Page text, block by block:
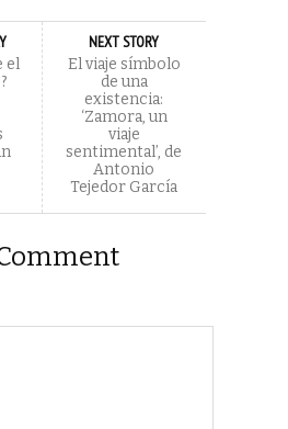
el
NEXT STORY
El viaje símbolo
de una
existencia:
‘Zamora, un
viaje
sentimental’, de
Antonio
Tejedor García